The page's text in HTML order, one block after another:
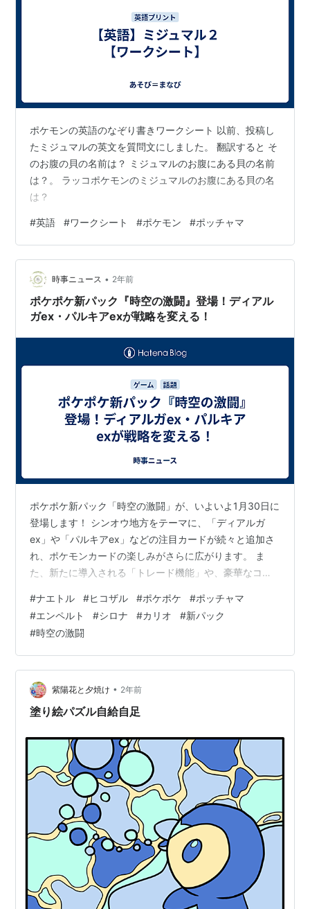
ポケモンの英語のなぞり書きワークシート 以前、投稿し
たミジュマルの英文を質問文にしました。 翻訳すると そ
のお腹の貝の名前は？ ミジュマルのお腹にある貝の名前
は？。 ラッコポケモンのミジュマルのお腹にある貝の名
は？
#英語 #ワークシート #ポケモン #ポッチャマ
時事ニュース • 2年前
ポケポケ新パック『時空の激闘』登場！ディアル
ガex・パルキアexが戦略を変える！
ポケポケ新パック「時空の激闘」が、いよいよ1月30日に
登場します！ シンオウ地方をテーマに、「ディアルガ
ex」や「パルキアex」などの注目カードが続々と追加さ
れ、ポケモンカードの楽しみがさらに広がります。 ま
た、新たに導入される「トレード機能」や、豪華なコレ
で、誰でも楽しめる内容となっています。 この記事で
は、新パックの魅力やカードの特徴、さらに攻略に役立
つ情報を徹底解説します。読めば、新パックの楽しみ方
がきっとわかるはず！ぜひ最後までお読みください。 ポ
ケポケ新パック「時空の激闘」の全貌 ① シンオウ地方
がテーマ！「ディアルガex」と「パルキ…
#ナエトル #ヒコザル #ポケポケ #ポッチャマ
#エンペルト #シロナ #カリオ #新パック
#時空の激闘
紫陽花と夕焼け • 2年前
塗り絵パズル自給自足